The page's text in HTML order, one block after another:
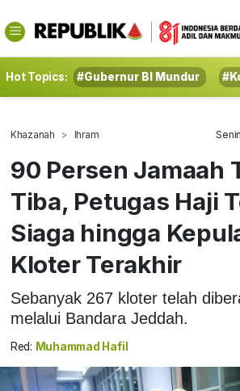
Hot Topics: #Gubernur BI Mundur
Khazanah Ihram
90 Persen Jamaah
Tiba, Petugas Haji
Siaga hingga
Kloter Terakhir
Sebanyak 267 kloter telah
melalui Bandara Jeddah.
Red: Muhammad Hafil